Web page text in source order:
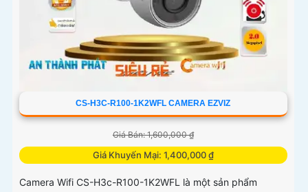
CS-H3C-R100-1K2WFL CAMERA EZVIZ
Giá Bán: 1,600,000 ₫
Giá Khuyến Mại: 1,400,000 ₫
Camera Wifi CS-H3c-R100-1K2WFL là một sản phẩm